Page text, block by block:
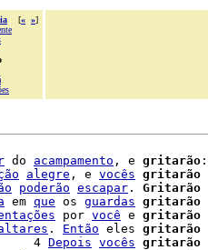
[« »]
do acampamento , e gritarão
alegre , e vocês gritarão
poderão escapar . Gritarão
em que os guardas gritarão
por você e gritarão
. Então eles gritarão
4 Depois vocês gritarão